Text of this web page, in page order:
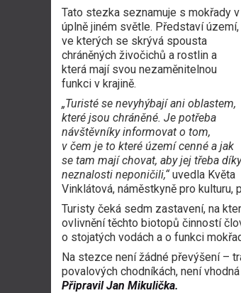
Tato stezka seznamuje s mokřady v
úplně jiném světle. Představí území,
ve kterých se skrývá spousta
chráněných živočichů a rostlin a
která mají svou nezaměnitelnou
funkci v krajině.
„Turisté se nevyhýbají ani oblastem,
které jsou chráněné. Je potřeba
návštěvníky informovat o tom,
v čem je to které území cenné a jak
se tam mají chovat, aby jej třeba díky
neznalosti neponičili,“uvedla Květa
Vinklátová, náměstkyně pro
Turisty čeká sedm zastavení, na
ovlivnění těchto biotopů činností
o stojatých vodách a o funkci
Na stezce není žádné převýšení –
povalových chodníkách, není
Připravil Jan Mikulička.